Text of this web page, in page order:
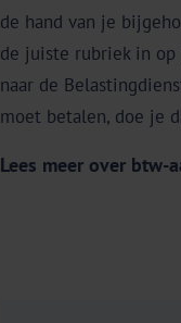
de hand van je
de juiste rubriek in
naar de
moet betalen, doe je
Lees meer over btw-